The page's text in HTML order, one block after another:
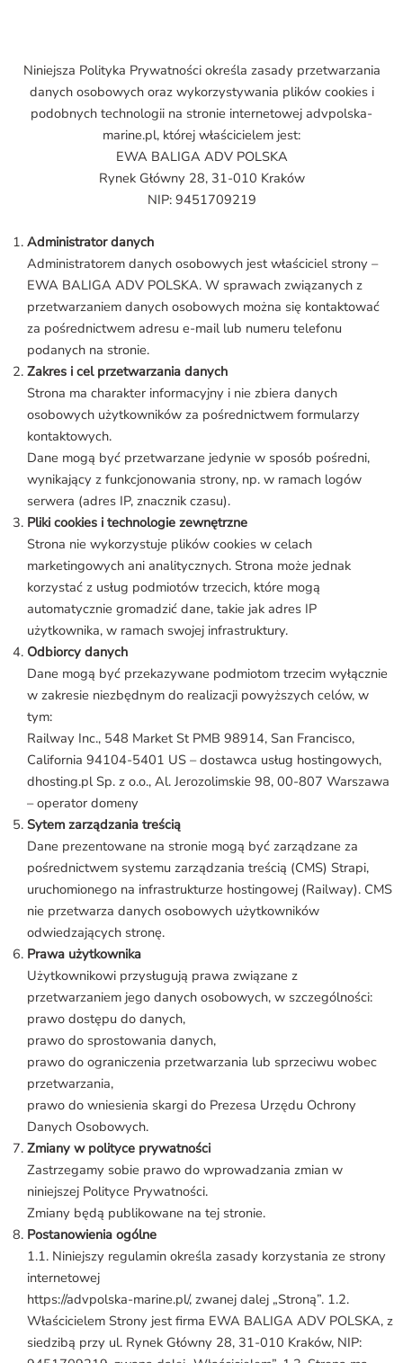
Niniejsza Polityka Prywatności określa zasady przetwarzania
danych osobowych oraz wykorzystywania plików cookies i
podobnych technologii na stronie internetowej advpolska-
marine.pl, której właścicielem jest:
EWA BALIGA ADV POLSKA
Rynek Główny 28, 31-010 Kraków
NIP: 9451709219
Administrator danych
Administratorem danych osobowych jest właściciel strony –
EWA BALIGA ADV POLSKA. W sprawach związanych z
przetwarzaniem danych osobowych można się kontaktować
za pośrednictwem adresu e-mail lub numeru telefonu
podanych na stronie.
Zakres i cel przetwarzania danych
Strona ma charakter informacyjny i nie zbiera danych
osobowych użytkowników za pośrednictwem formularzy
kontaktowych.
Dane mogą być przetwarzane jedynie w sposób pośredni,
wynikający z funkcjonowania strony, np. w ramach logów
serwera (adres IP, znacznik czasu).
Pliki cookies i technologie zewnętrzne
Strona nie wykorzystuje plików cookies w celach
marketingowych ani analitycznych. Strona może jednak
korzystać z usług podmiotów trzecich, które mogą
automatycznie gromadzić dane, takie jak adres IP
użytkownika, w ramach swojej infrastruktury.
Odbiorcy danych
Dane mogą być przekazywane podmiotom trzecim wyłącznie
w zakresie niezbędnym do realizacji powyższych celów, w
tym:
Railway Inc., 548 Market St PMB 98914, San Francisco,
California 94104-5401 US – dostawca usług hostingowych,
dhosting.pl Sp. z o.o., Al. Jerozolimskie 98, 00-807 Warszawa
– operator domeny
Sytem zarządzania treścią
Dane prezentowane na stronie mogą być zarządzane za
pośrednictwem systemu zarządzania treścią (CMS) Strapi,
uruchomionego na infrastrukturze hostingowej (Railway). CMS
nie przetwarza danych osobowych użytkowników
odwiedzających stronę.
Prawa użytkownika
Użytkownikowi przysługują prawa związane z
przetwarzaniem jego danych osobowych, w szczególności:
prawo dostępu do danych,
prawo do sprostowania danych,
prawo do ograniczenia przetwarzania lub sprzeciwu wobec
przetwarzania,
prawo do wniesienia skargi do Prezesa Urzędu Ochrony
Danych Osobowych.
Zmiany w polityce prywatności
Zastrzegamy sobie prawo do wprowadzania zmian w
niniejszej Polityce Prywatności.
Zmiany będą publikowane na tej stronie.
Postanowienia ogólne
1.1. Niniejszy regulamin określa zasady korzystania ze strony
internetowej
https://advpolska-marine.pl/, zwanej dalej „Stroną”. 1.2.
Właścicielem Strony jest firma EWA BALIGA ADV POLSKA, z
siedzibą przy ul. Rynek Główny 28, 31-010 Kraków, NIP: